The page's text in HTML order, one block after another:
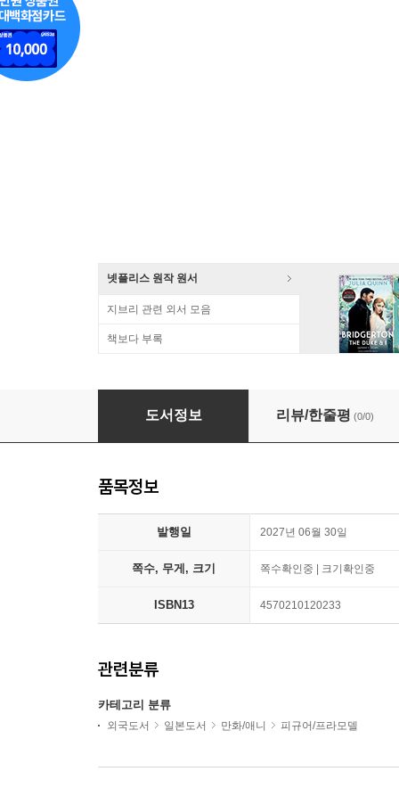
넷플리스 원작 원서
지브리 관련 외서 모음
책보다 부록
[예약] 디자인코코 하코스 벨즈 AXGRIT 버전
도서정보 리뷰/한줄평 (0/0)
품목정보
발행일 2027년 06월 30일
쪽수, 무게, 크기 쪽수확인중 | 크기확인중
ISBN13 4570210120233
관련분류
카테고리 분류
외국도서 일본도서 만화/애니 피규어/프라모델